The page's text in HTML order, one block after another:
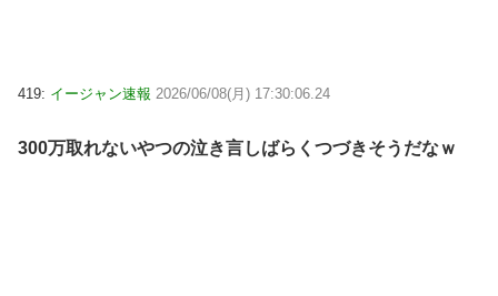
419: イージャン速報 2026/06/08(月) 17:30:06.24
300万取れないやつの泣き言しばらくつづきそうだなｗ